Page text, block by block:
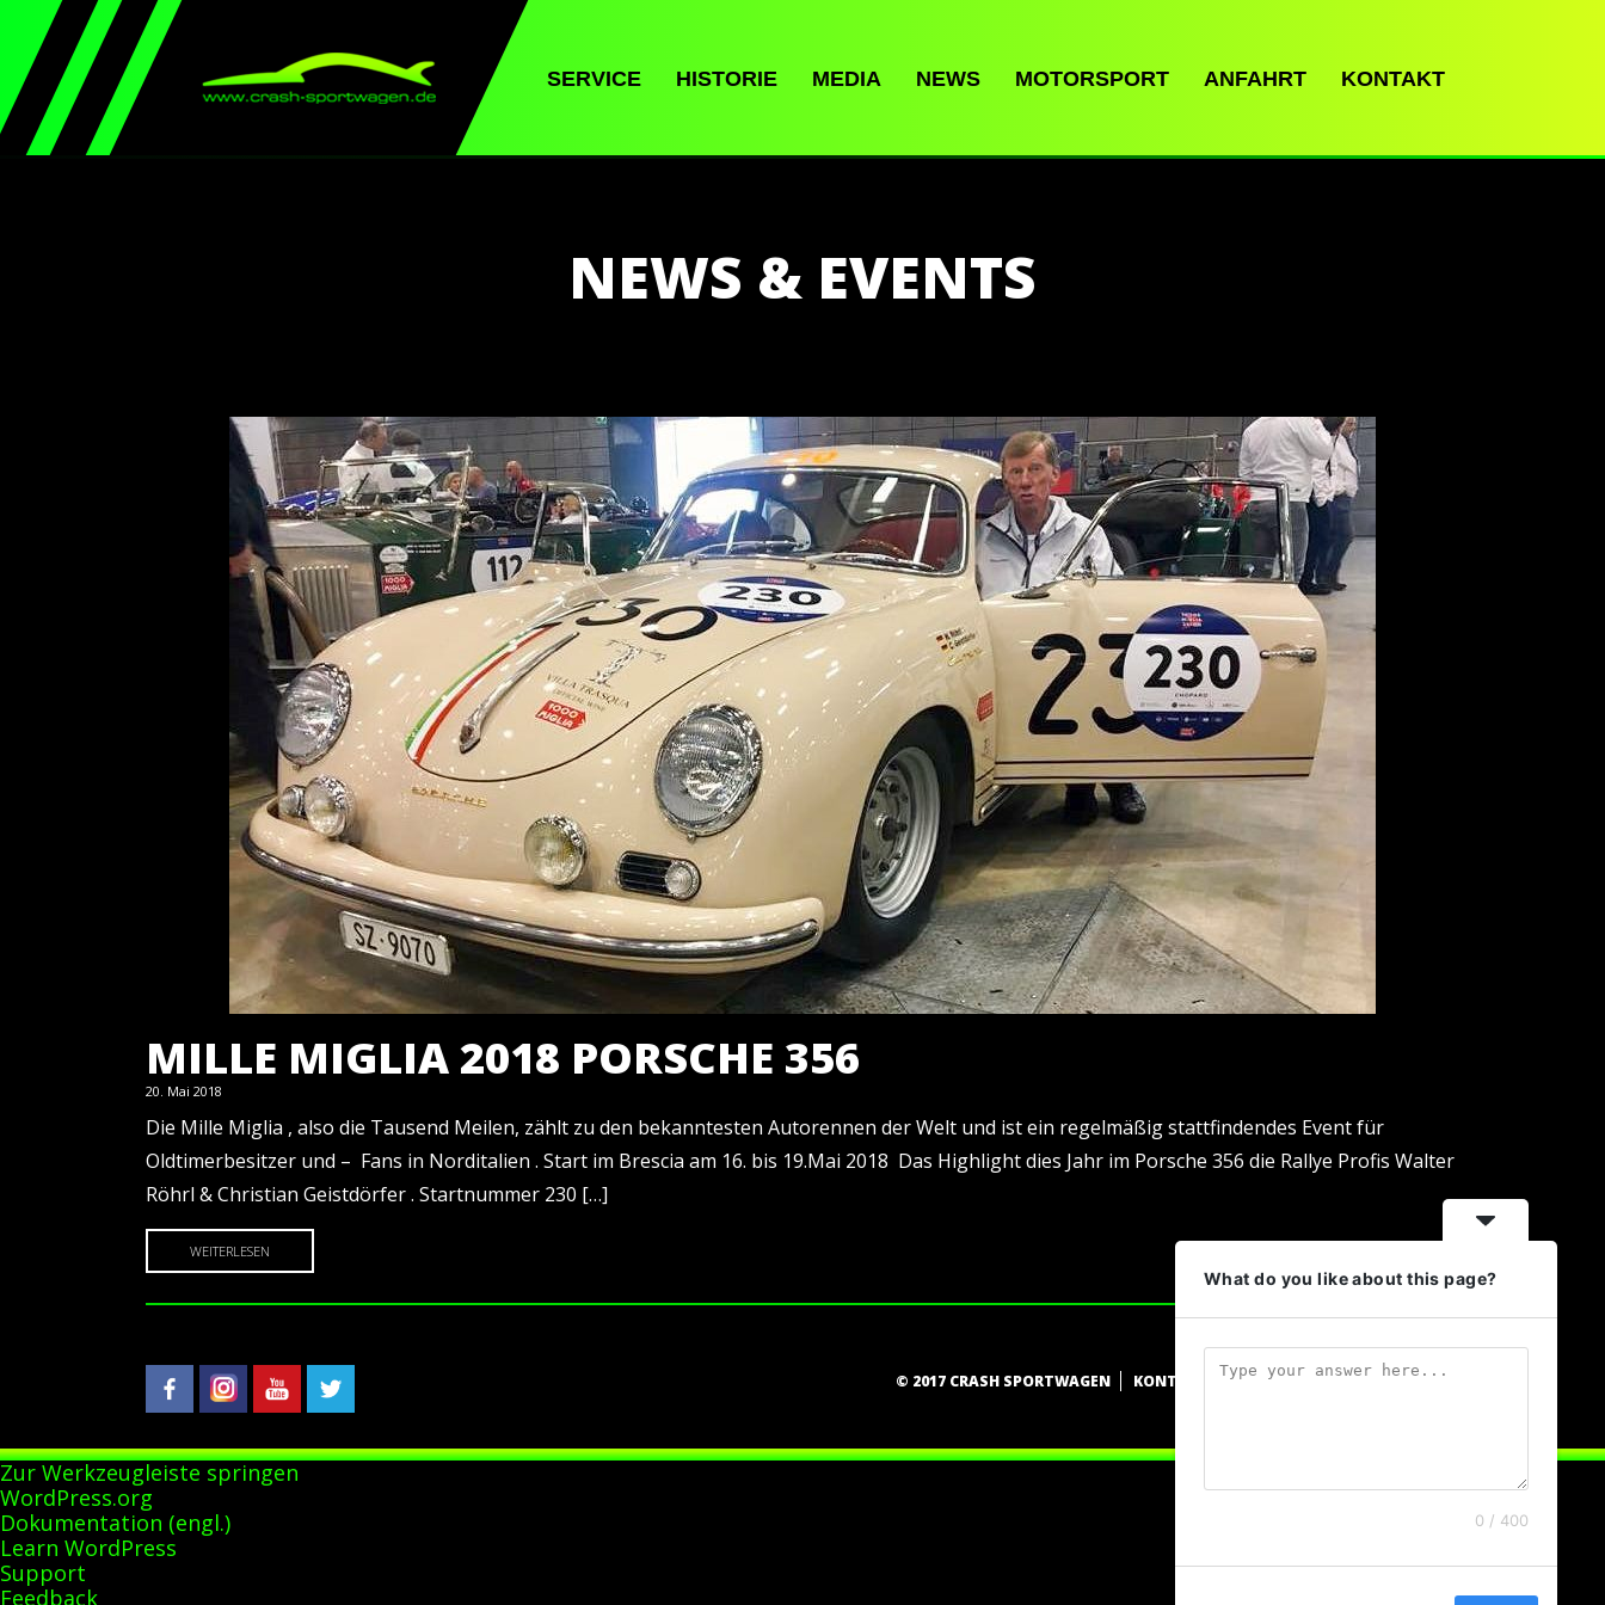
SERVICE HISTORIE MEDIA NEWS MOTORSPORT ANFAHRT KONTAKT
NEWS & EVENTS
MILLE MIGLIA 2018 PORSCHE 356
20. Mai 2018
Die Mille Miglia , also die Tausend Meilen, zählt zu den bekanntesten Autorennen der Welt und ist ein regelmäßig stattfindendes Event für
Oldtimerbesitzer und – Fans in Norditalien . Start im Brescia am 16. bis 19.Mai 2018 Das Highlight dies Jahr im Porsche 356 die Rallye Profis Walter
Röhrl & Christian Geistdörfer . Startnummer 230 […]
WEITERLESEN
© 2017 CRASH SPORTWAGEN KONTAKT DATENSCHUTZ IMPRESSUM
Zur Werkzeugleiste springen
Über
WordPress
WordPress.org
Dokumentation (engl.)
Learn WordPress
Support
Feedback
What do you like about this page?
0 / 400